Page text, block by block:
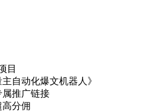
目
自动化爆文机器人》
属推广链接
高分佣